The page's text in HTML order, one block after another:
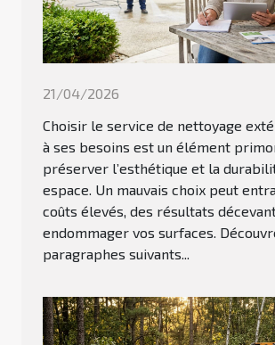
21/04/2026
Choisir le service de nettoyage
à ses besoins est un élément
préserver l’esthétique et la
espace. Un mauvais choix peut
coûts élevés, des résultats
endommager vos surfaces.
paragraphes suivants...